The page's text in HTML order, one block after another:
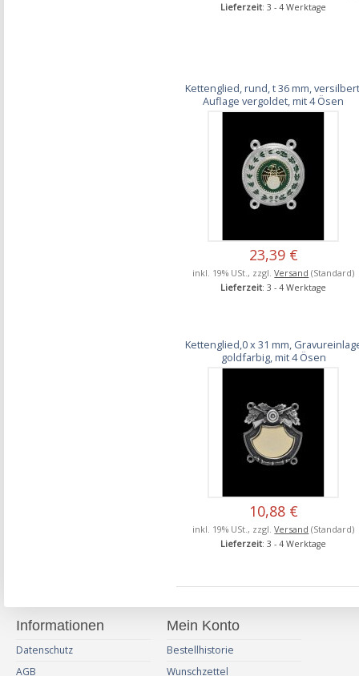
Lieferzeit: 3 - 4 Werktage
Kettenglied, rund, t 36 mm,
Auflage vergoldet, mit 4 Ösen
23,39 €
inkl. 19% USt., zzgl.Versand (Standard)
Lieferzeit: 3 - 4 Werktage
Kettenglied,0 x 31 mm,
goldfarbig, mit 4 Ösen
10,88 €
inkl. 19% USt., zzgl.Versand (Standard)
Lieferzeit: 3 - 4 Werktage
Informationen
Datenschutz
AGB
Mein Konto
Bestellhistorie
Wunschzettel